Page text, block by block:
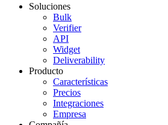
Soluciones
Bulk
Verifier
API
Widget
Deliverability
Producto
Características
Precios
Integraciones
Empresa